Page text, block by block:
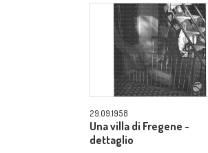
29.09.1958
Una villa di Fregene -
dettaglio